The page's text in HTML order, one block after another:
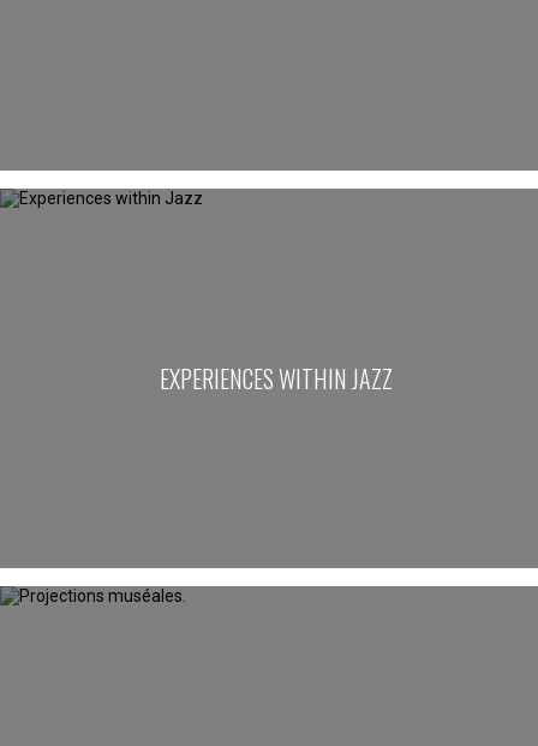
EXPERIENCES WITHIN JAZZ